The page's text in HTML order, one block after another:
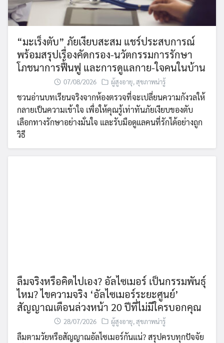
“มะเร็งตับ” ภัยเงียบสะสม แชร์ประสบการณ์
พร้อมสรุปเรื่องคัดกรอง-นวัตกรรมการรักษา
โภชนาการฟื้นฟู และการดูแลกาย-ใจคนในบ้าน
07/08/2026 ผู้สูงอายุ,สุขภาพน่ารู้
ชวนอ่านบทเรียนจริงจากห้องตรวจที่จะเปลี่ยนความกังวลให้
กลายเป็นความเข้าใจ เพื่อให้คุณรู้เท่าทันภัยเงียบของตับ
เลือกทางรักษาอย่างมั่นใจ และรับมือดูแลคนที่รักได้อย่างถูก
วิธี
ลืมจริงหรือคิดไปเอง? อัลไซเมอร์ เป็นกรรมพันธุ์
ไหม? ไขความจริง ‘อัลไซเมอร์ระยะศูนย์’
สัญญาณเตือนล่วงหน้า 20 ปีที่ไม่มีใครบอกคุณ
28/07/2026 ผู้สูงอายุ,สุขภาพน่ารู้
ลืมตามวัยหรือสัญญาณอัลไซเมอร์กันแน่? สรุปครบทุกปัจจัย